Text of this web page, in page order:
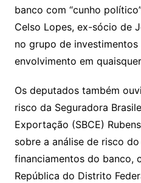
banco com “cunho
Celso Lopes, ex-sócio de
no grupo de investimentos
envolvimento em
Os deputados também
risco da Seguradora
Exportação (SBCE)
sobre a análise de risco
financiamentos do banco,
República do Distrito